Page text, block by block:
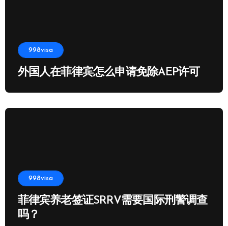
998visa
外国人在菲律宾怎么申请免除AEP许可
998visa
菲律宾养老签证SRRV需要国际刑警调查
吗？